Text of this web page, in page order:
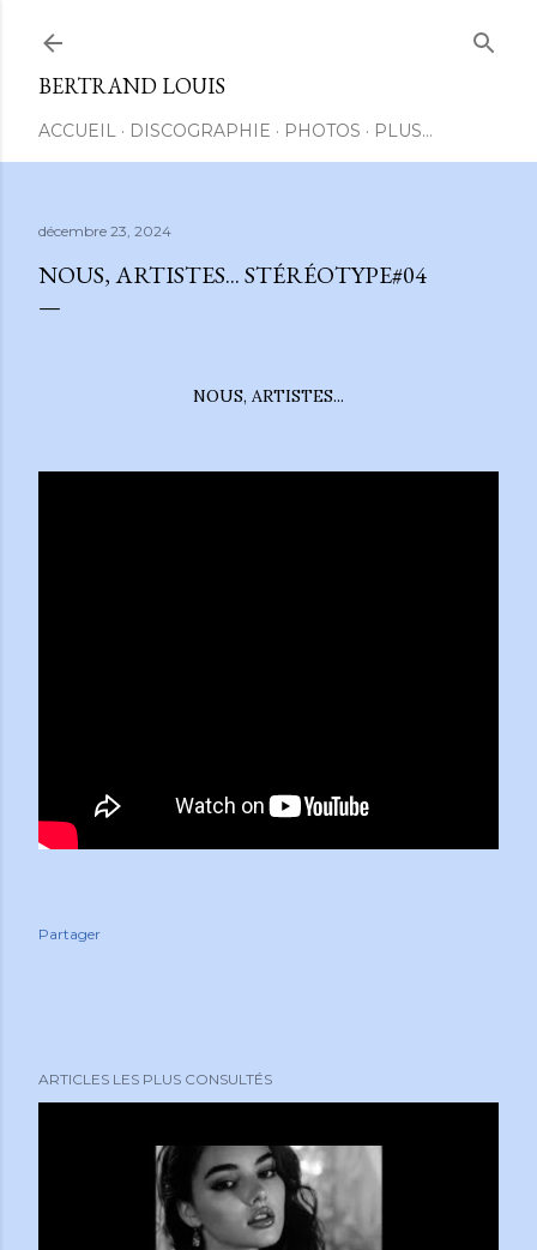
BERTRAND LOUIS
ACCUEIL DISCOGRAPHIE PHOTOS PLUS…
décembre 23, 2024
NOUS, ARTISTES... STÉRÉOTYPE#04
NOUS, ARTISTES...
Partager
ARTICLES LES PLUS CONSULTÉS